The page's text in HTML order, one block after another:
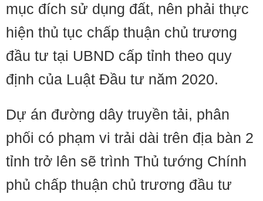
mục đích sử dụng đất, nên phải thực
hiện thủ tục chấp thuận chủ trương
đầu tư tại UBND cấp tỉnh theo quy
định của Luật Đầu tư năm 2020.
Dự án đường dây truyền tải, phân
phối có phạm vi trải dài trên địa bàn 2
tỉnh trở lên sẽ trình Thủ tướng Chính
phủ chấp thuận chủ trương đầu tư